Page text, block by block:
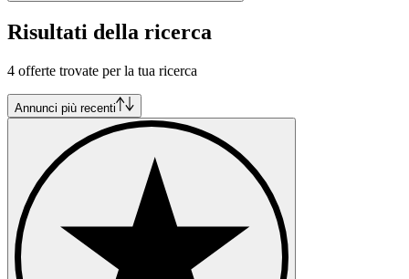
Modelli di Volkswagen
Volkswagen Beetle
Volkswagen Buggy
Volkswagen Corrado
Volkswagen Golf
Volkswagen Jetta
Volkswagen Karmann Ghia
Volkswagen New Beetle
Volkswagen Passat
Volkswagen Polo
Volkswagen Tipo 3
Volkswagen Transporter
Risultati della ricerca
4 offerte trovate per la tua ricerca
Annunci più recenti